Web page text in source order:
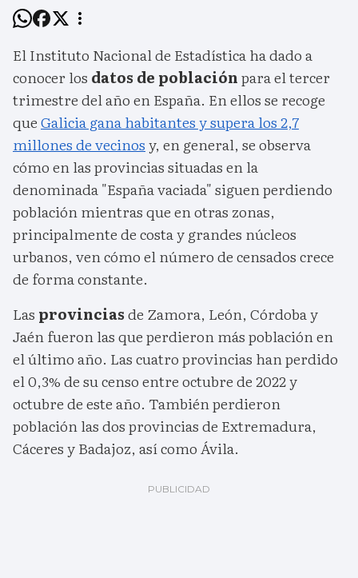
El Instituto Nacional de Estadística ha dado a
conocer los datos de poblaciónpara el tercer
trimestre del año en España. En ellos se recoge
queGalicia gana habitantes y supera los 2,7
millones de vecinosy, en general, se observa
cómo en las provincias situadas en la
denominada "España vaciada" siguen perdiendo
población mientras que en otras zonas,
principalmente de costa y grandes núcleos
urbanos, ven cómo el número de censados crece
de forma constante.
Las provinciasde Zamora, León, Córdoba y
Jaén fueron las que perdieron más población en
el último año. Las cuatro provincias han perdido
el 0,3% de su censo entre octubre de 2022 y
octubre de este año. También perdieron
población las dos provincias de Extremadura,
Cáceres y Badajoz, así como Ávila.